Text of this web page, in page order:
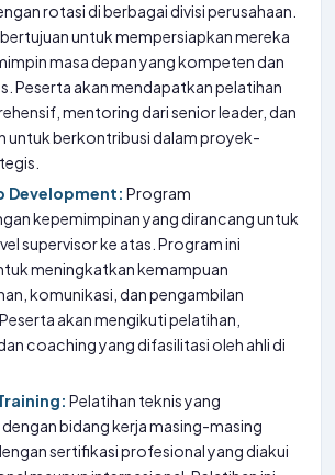
rotasi di berbagai divisi perusahaan.
untuk mempersiapkan mereka
masa depan yang kompeten dan
Peserta akan mendapatkan pelatihan
mentoring dari senior leader, dan
untuk berkontribusi dalam proyek-
Development: Program
kepemimpinan yang dirancang untuk
supervisor ke atas. Program ini
meningkatkan kemampuan
komunikasi, dan pengambilan
akan mengikuti pelatihan,
coaching yang difasilitasi oleh ahli di
Pelatihan teknis yang
bidang kerja masing-masing
sertifikasi profesional yang diakui